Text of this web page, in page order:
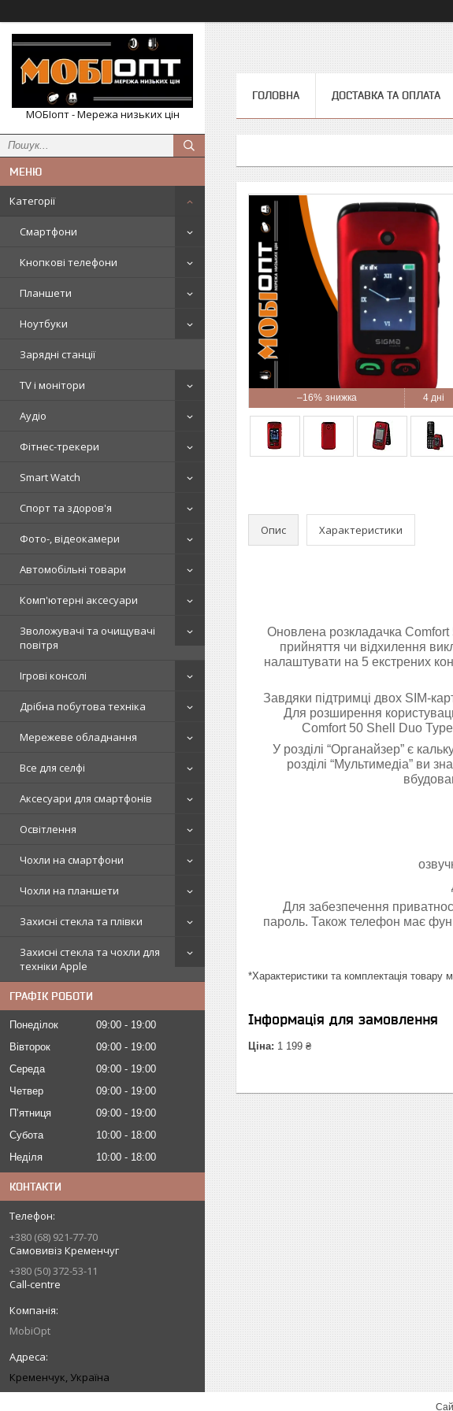
МОБІопт - Мережа низьких цін
Категорії
Смартфони
Кнопкові телефони
Планшети
Ноутбуки
Зарядні станції
TV і монітори
Аудіо
Фітнес-трекери
Smart Watch
Спорт та здоров'я
Фото-, відеокамери
Автомобільні товари
Комп'ютерні аксесуари
Зволожувачі та очищувачі
повітря
Ігрові консолі
Дрібна побутова техніка
Мережеве обладнання
Все для селфі
Аксесуари для смартфонів
Освітлення
Чохли на смартфони
Чохли на планшети
Захисні стекла та плівки
Захисні стекла та чохли для
техніки Apple
ГРАФІК РОБОТИ
Понеділок 09:00
19:00
Вівторок
09:00
19:00
Середа
09:00
19:00
Четвер
09:00
19:00
Пʼятниця
09:00
19:00
Субота
10:00
18:00
Неділя
10:00 18:00
КОНТАКТИ
+380 (68) 921-77-70
Самовивіз Кременчуг
+380 (50) 372-53-11
Call-centre
MobiOpt
Кременчук, Україна
ГОЛОВНА ДОСТАВКА ТА ОПЛАТА
–16% 4 дні
Опис Характеристики
Оновлена розкладачка Comfort
прийняття чи відхилення
налаштувати на 5 екстрених
Завдяки підтримці двох SIM-
Для розширення
Comfort 50 Shell Duo
У розділі “Органайзер” є
розділі “Мультимедіа” ви
Для забезпечення
пароль. Також телефон має
*Характеристики та комплектація товару
Інформація для замовлення
Ціна: 1 199 ₴